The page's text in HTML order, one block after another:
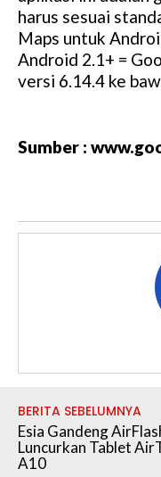
harus sesuai
Maps untuk
Android 2.1+ =
versi 6.14.4 ke
Sumber :
BERITA SEBELUMNYA
Esia Gandeng
Luncurkan Tablet
A10